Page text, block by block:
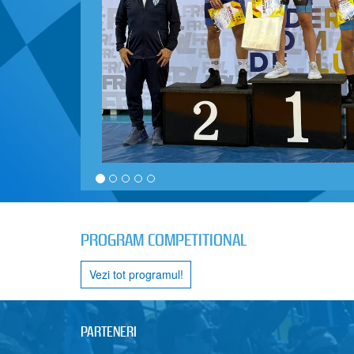
PROGRAM COMPETITIONAL
Vezi tot programul!
PARTENERI